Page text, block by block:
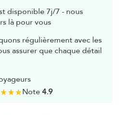
disponible 7j/7 - nous
là pour vous
régulièrement avec les
assurer que chaque détail
Note4.9